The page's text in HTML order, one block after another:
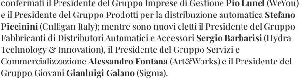
confermati il Presidente del Gruppo Imprese di GestionePio Lunel (WeYou)
e il Presidente del Gruppo Prodotti per la distribuzione automatica Stefano
Piccinini(Culligan Italy); mentre sono nuovi eletti il Presidente del Gruppo
Fabbricanti di Distributori Automatici e Accessori Sergio Barbarisi(Hydra
Technology & Innovation), il Presidente del Gruppo Servizi e
CommercializzazioneAlessandro Fontana(Art&Works) e il Presidente del
Gruppo GiovaniGianluigi Galano(Sigma).